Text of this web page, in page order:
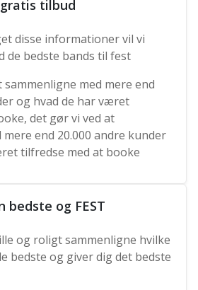
tilbud
disse informationer vil vi
de bedste bands til fest
med mere end
og hvad de har været
det gør vi ved at
end 20.000 andre kunder
tilfredse med at booke
bedste og FEST
og roligt sammenligne hvilke
bedste og giver dig det bedste